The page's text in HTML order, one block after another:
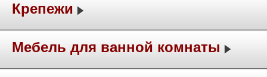
Крепежи
Мебель для ванной комнаты